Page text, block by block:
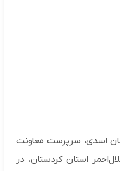
اسدی، سرپرست معاونت
استان کردستان، در